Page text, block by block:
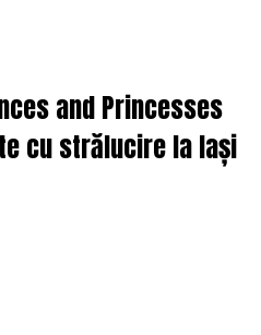
and Princesses
cu strălucire la Iași